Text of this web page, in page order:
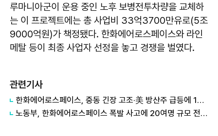
루마니아군이 운용 중인 노후 보병전투차량을 교체하
는 이 프로젝트에는 총 사업비 33억3700만유로(5조
9000억원)가 책정됐다. 한화에어로스페이스와 라인
메탈 등이 최종 사업자 선정을 놓고 경쟁을 벌였다.
관련기사
한화에어로스페이스, 중동 긴장 고조·美 방산주 급등에 100만원 돌파
노동부, 한화에어로스페이스 폭발 사고에 20여명 규모 전담수사팀 구성